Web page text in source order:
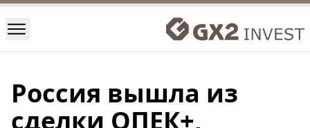
Россия вышла из
сделки ОПЕК+,